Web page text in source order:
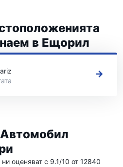
в Ещорил
за коли под наем в Ещорил
оценяват с 9.1/10 от 12840